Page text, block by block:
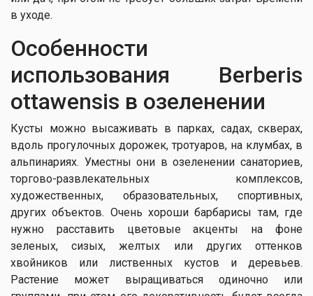
в уходе.
Особенности
использования Berberis
ottawensis в озеленении
Кусты можно высаживать в парках, садах, скверах,
вдоль прогулочных дорожек, тротуаров, на клумбах, в
альпинариях. Уместны они в озеленении санаториев,
торгово-развлекательных комплексов,
художественных, образовательных, спортивных,
других объектов. Очень хороши барбарисы там, где
нужно расставить цветовые акценты на фоне
зеленых, сизых, желтых или других оттенков
хвойников или лиственных кустов и деревьев.
Растение может выращиваться одиночно или